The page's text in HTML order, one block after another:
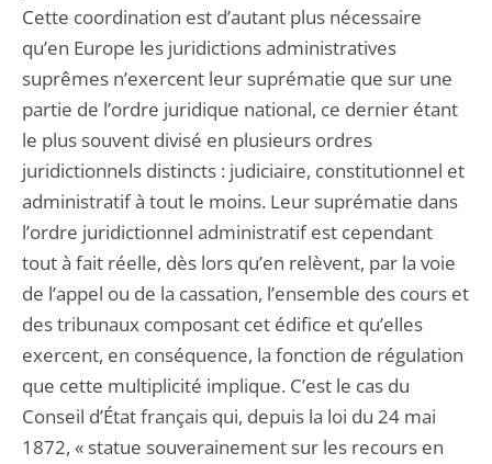
Cette coordination est d’autant plus nécessaire
qu’en Europe les juridictions administratives
suprêmes n’exercent leur suprématie que sur une
partie de l’ordre juridique national, ce dernier étant
le plus souvent divisé en plusieurs ordres
juridictionnels distincts : judiciaire, constitutionnel et
administratif à tout le moins. Leur suprématie dans
l’ordre juridictionnel administratif est cependant
tout à fait réelle, dès lors qu’en relèvent, par la voie
de l’appel ou de la cassation, l’ensemble des cours et
des tribunaux composant cet édifice et qu’elles
exercent, en conséquence, la fonction de régulation
que cette multiplicité implique. C’est le cas du
Conseil d’État français qui, depuis la loi du 24 mai
1872, « statue souverainement sur les recours en